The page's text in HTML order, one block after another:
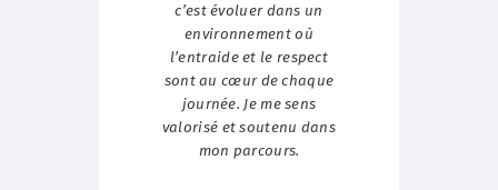
c’est évoluer dans un
environnement où
l’entraide et le respect
sont au cœur de chaque
journée. Je me sens
valorisé et soutenu dans
mon parcours.